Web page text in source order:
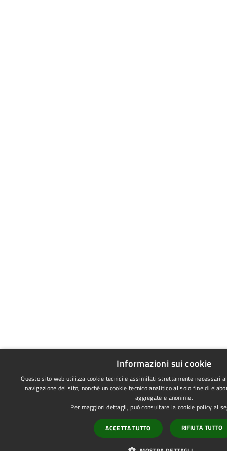
Informazioni sui cookie
Questo sito web utilizza cookie tecnici e assimilati strettamente necessari
navigazione del sito, nonché un cookie tecnico analitico al solo fine di
aggregate e anonime.
Per maggiori dettagli, può consultare la cookie policy al
ACCETTA TUTTO RIFIUTA TUTTO